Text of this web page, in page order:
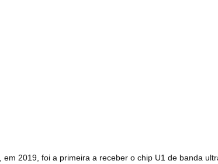
em 2019, foi a primeira a receber o chip U1 de banda